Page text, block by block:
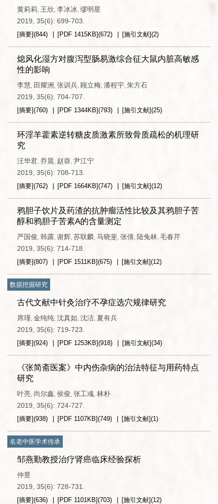
黄莉莉, 王欣, 李冰冰, 缪明星
2019, 35(6): 699-703.
[摘要](844) [PDF 1415KB](672) [施引文献](2)
熄风化湿方对腹泻型肠易激综合征大鼠内脏高敏感
性的影响
李慧, 田耀洲 , 张训兵, 顾立梅, 潘程宇, 朱方石
2019, 35(6): 704-707.
[摘要](760) [PDF 1344KB](793) [施引文献](25)
环淫羊藿素逆转糖皮质激素所致骨质疏松的机理研
究
汪华君, 乔晨, 赵蓉, 尹江宁
2019, 35(6): 708-713.
[摘要](762) [PDF 1664KB](747) [施引文献](12)
鸦胆子饮片及药渣的抗肿瘤活性比较及其鸦胆子苦
醇和鸦胆子苦素A的含量测定
严国俊, 韩露, 谢辉, 苏联麟, 马晓斐, 张倩, 陆兔林, 毛春芹
2019, 35(6): 714-718.
[摘要](807) [PDF 1511KB](675) [施引文献](12)
数据挖掘研究
古代文献中针灸治疗不孕症选穴规律研究
席瑾, 金纯纯, 沈真如, 沈洁, 夏有兵
2019, 35(6): 719-723.
[摘要](924) [PDF 1253KB](918) [施引文献](34)
《张简斋医案》中内伤杂病的治法特征与用药特点
研究
叶亮, 尚尔鑫, 侯俊, 张工彧, 林朴
2019, 35(6): 724-727.
[摘要](938) [PDF 1107KB](749) [施引文献](1)
名老中医学术传承
邹燕勤教授治疗肾癌临床经验探析
仲昱
2019, 35(6): 728-731.
[摘要](636) [PDF 1101KB](703) [施引文献](12)